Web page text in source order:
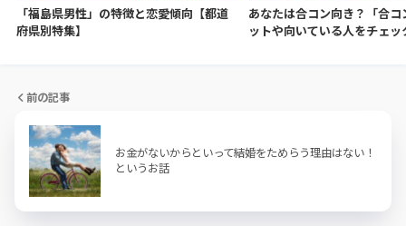
「福島県男性」の特徴と恋愛傾向【都道
府県別特集】
あなたは合コン向き？「合コ
ットや向いている人をチェッ
前の記事
お金がないからといって結婚をためらう理由はない！
というお話